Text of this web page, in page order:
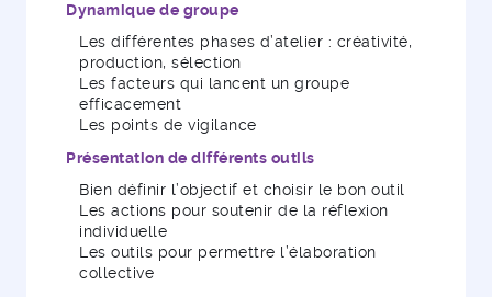
Dynamique de groupe
Les différentes phases d’atelier : créativité,
production, sélection
Les facteurs qui lancent un groupe
efficacement
Les points de vigilance
Présentation de différents outils
Bien définir l’objectif et choisir le bon outil
Les actions pour soutenir de la réflexion
individuelle
Les outils pour permettre l’élaboration
collective